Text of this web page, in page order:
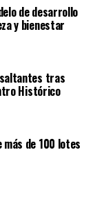
de desarrollo
y bienestar
tras
Histórico
de 100 lotes